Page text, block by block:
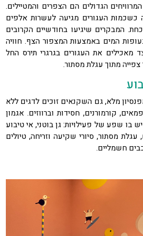
הגדולים הם הצפרים והמטיילים.
כשכמות העגורים מגיעה לעשרות אלפים
המבקרים שיגיעו בחודשיים הקרובים
המים באמצעות המצפור הצף. חוויה
מאכילים את העגורים בגרגרי תירס החל
מתוך עגלת מסתור.
מלא, גם השקנאים זוכים לדגים ללא
קורמורנים, חסידות וברווזים. אגמון
שפע של פעילויות: גן בוטני, אי טיבוע
מסתור, סיורי שקיעה וזריחה, טיולים
חשמליים.